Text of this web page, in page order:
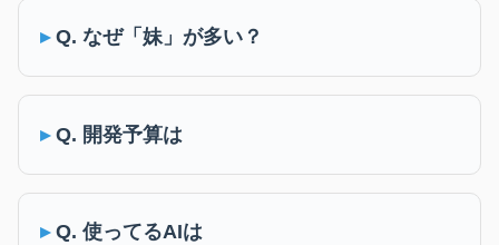
Q. なぜ「妹」が多い？
Q. 開発予算は
Q. 使ってるAIは